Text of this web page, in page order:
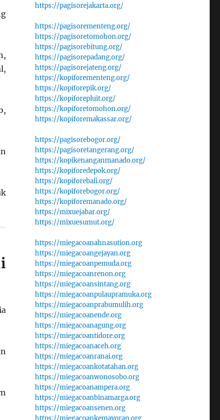
https://pagisorejakarta.org/
https://pagisorementeng.org/
https://pagisoretomohon.org/
https://pagisorebitung.org/
https://pagisorepadang.org/
https://pagisorejateng.org/
https://kopiforementeng.org/
https://kopiforepik.org/
https://kopiforepluit.org/
https://kopiforetomohon.org/
https://kopiforemakassar.org/
https://pagisorebogor.org/
https://pagisoretangerang.org/
https://kopikenanganmanado.org/
https://kopiforedepok.org/
https://kopiforebali.org/
https://kopiforebogor.org/
https://kopiforemanado.org/
https://mixuejabar.org/
https://mixuesumut.org/
https://miegacoanahnasution.org
https://miegacoangejayan.org
https://miegacoanpemuda.org
https://miegacoanrenon.org
https://miegacoansintang.org
https://miegacoanpulaupramuka.org
https://miegacoanprabumulih.org
https://miegacoanende.org
https://miegacoanagung.org
https://miegacoantidore.org
https://miegacoanaceh.org
https://miegacoanranai.org
https://miegacoankotatahan.org
https://miegacoanwonosobo.org
https://miegacoanampera.org
https://miegacoanbinamarga.org
https://miegacoansenen.org
https://miegacoankemayoran.org